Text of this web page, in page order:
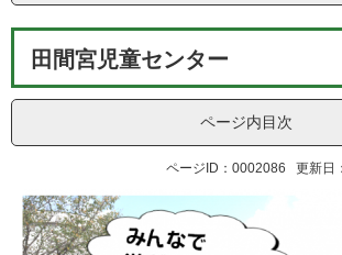
田間宮児童センター
ページ内目次
ページID：0002086 更新日